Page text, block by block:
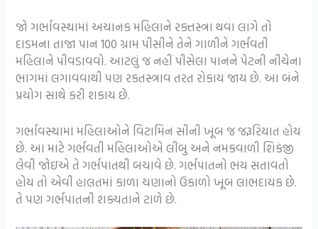
જો ગર્ભાવસ્થામાં અચાનક મહિલાને રક્તસ્ત્રા થવા લાગે તો
દાડમના તાજા પાન 100 ગ્રામ પીસીને તેને ગાળીને ગર્ભવતી
મહિલાને પીવડાવવો. આટલું જ નહીં પીસેલા પાનને પેટની નીચેના
ભાગમાં લગાવવાથી પણ રકતસ્ત્રાવ તરત રોકાય જાય છે. આ બંને
પ્રયોગ સાથે કરી શકાય છે.
ગર્ભાવસ્થામાં મહિલાઓને વિટામિન સીની ખૂબ જ જરૂરિયાત હોય
છે. આ માટે ગર્ભવતી મહિલાઓએ લીંબુ અને નમકવાળી શિકંજી
લેવી જોઇએ તે ગર્ભપાતથી બચાવે છે. ગર્ભપાતનો ભય સતાવતો
હોય તો એવી હાલતમાં કાળા ચણાનો ઉકાળો ખૂબ લાભદાયક છે.
તે પણ ગર્ભપાતની શક્યતાને ટાળે છે.